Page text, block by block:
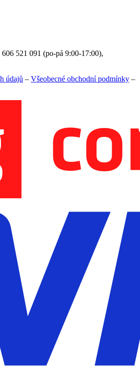
606 521 091 (po-pá 9:00-17:00),
údajů – Všeobecné obchodní podmínky –